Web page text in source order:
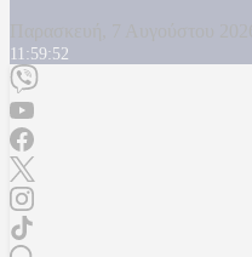
11:59:54